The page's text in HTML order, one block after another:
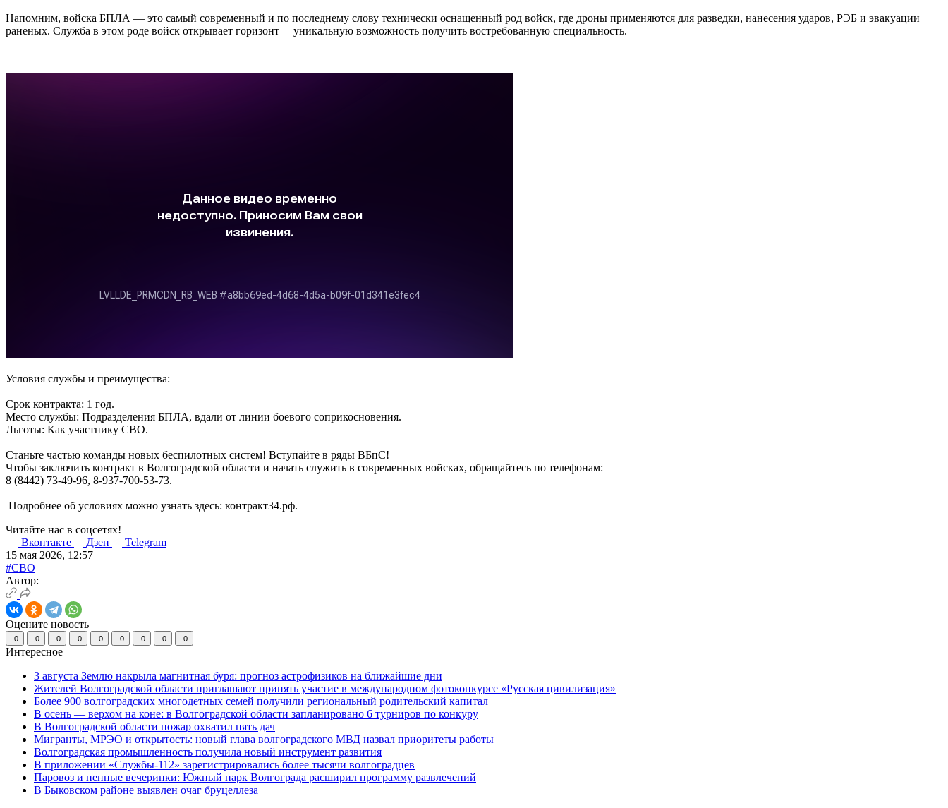
Напомним, войска БПЛА — это самый современный и по последнему слову технически оснащенный род войск, где дроны применяются для разведки, нанесения ударов, РЭБ и эвакуации
раненых. Служба в этом роде войск открывает горизонт – уникальную возможность получить востребованную специальность.
Условия службы и преимущества:
Срок контракта: 1 год.
Место службы: Подразделения БПЛА, вдали от линии боевого соприкосновения.
Льготы: Как участнику СВО.
Станьте частью команды новых беспилотных систем! Вступайте в ряды ВБпС!
Чтобы заключить контракт в Волгоградской области и начать служить в современных войсках, обращайтесь по телефонам:
8 (8442) 73-49-96, 8-937-700-53-73.
Подробнее об условиях можно узнать здесь: контракт34.рф.
Читайте нас в соцсетях!
Вконтакте
Дзен
Telegram
15 мая 2026, 12:57
#СВО
Автор:
Оцените новость
0 0 0 0 0 0 0 0 0
Интересное
3 августа Землю накрыла магнитная буря: прогноз астрофизиков на ближайшие дни
Жителей Волгоградской области приглашают принять участие в международном фотоконкурсе «Русская цивилизация»
Более 900 волгоградских многодетных семей получили региональный родительский капитал
В осень — верхом на коне: в Волгоградской области запланировано 6 турниров по конкуру
В Волгоградской области пожар охватил пять дач
Мигранты, МРЭО и открытость: новый глава волгоградского МВД назвал приоритеты работы
Волгоградская промышленность получила новый инструмент развития
В приложении «Службы-112» зарегистрировались более тысячи волгоградцев
Паровоз и пенные вечеринки: Южный парк Волгограда расширил программу развлечений
В Быковском районе выявлен очаг бруцеллеза